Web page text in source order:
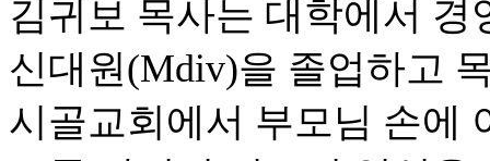
김귀보 목사는 대학에서
신대원(Mdiv)을 졸업하고
시골교회에서 부모님 손에